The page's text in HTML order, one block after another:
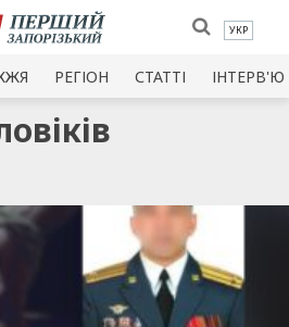
УКР
РЕГІОН СТАТТІ ІНТЕРВ'Ю